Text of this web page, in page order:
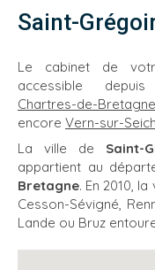
Saint-
Le cabinet de
accessible
Chartres-de-Bretagne
encore Vern-sur-
La ville de Saint-
appartient au
Bretagne. En 2010,
Cesson-Sévigné,
Lande ou Bruz